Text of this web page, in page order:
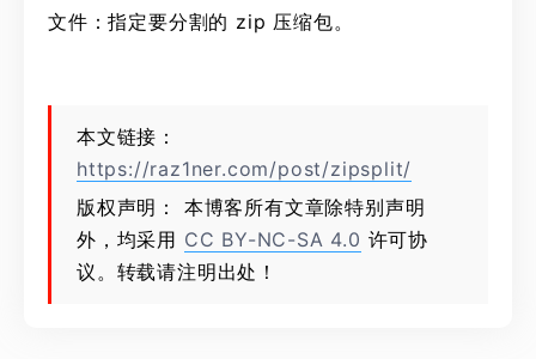
文件：指定要分割的 zip 压缩包。
本文链接：
https://raz1ner.com/post/zipsplit/
版权声明： 本博客所有文章除特别声明
外，均采用 CC BY-NC-SA 4.0 许可协
议。转载请注明出处！